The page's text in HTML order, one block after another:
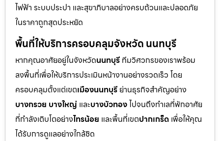
ไฟฟ้า ระบบประปา และสุขาภิบาลอย่างครบถ้วนและปลอดภัย
ในราคาถูกสุดประหยัด
พื้นที่ให้บริการครอบคลุมจังหวัด นนทบุรี
หากคุณอาศัยอยู่ในจังหวัดนนทบุรี ทีมวิศวกรของเราพร้อม
ลงพื้นที่เพื่อให้บริการประเมินหน้างานอย่างรวดเร็ว โดย
ครอบคลุมตั้งแต่เขตเมืองนนทบุรี ย่านธุรกิจสำคัญอย่าง
บางกรวย บางใหญ่ และบางบัวทองไปจนถึงทำเลที่พักอาศัย
ที่กำลังเติบโตอย่างไทรน้อย และพื้นที่เขตปากเกร็ด เพื่อให้คุณ
ได้รับการดูแลอย่างใกล้ชิด